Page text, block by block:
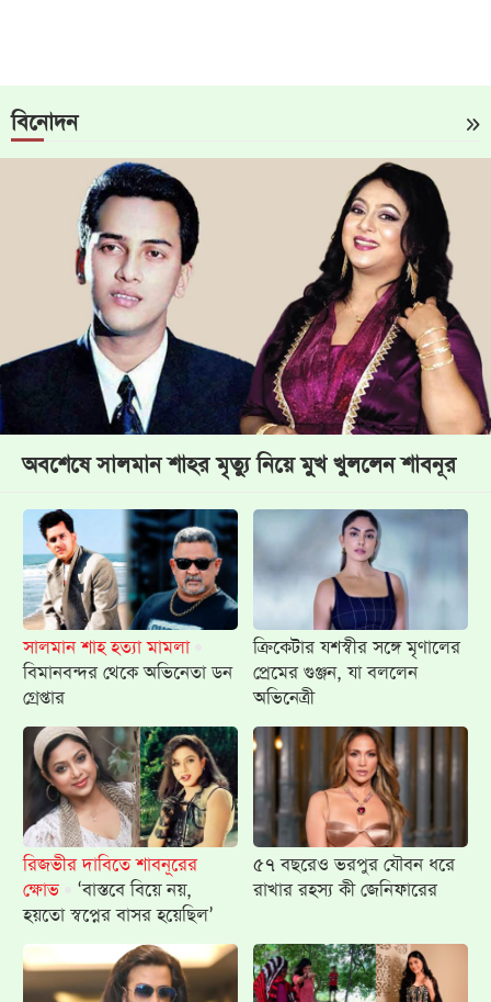
বিনোদন
অবশেষে সালমান শাহর মৃত্যু নিয়ে মুখ খুললেন শাবনূর
সালমান শাহ হত্যা মামলা
বিমানবন্দর থেকে অভিনেতা ডন
গ্রেপ্তার
ক্রিকেটার যশস্বীর সঙ্গে মৃণালের
প্রেমের গুঞ্জন, যা বললেন
অভিনেত্রী
রিজভীর দাবিতে শাবনূরের
ক্ষোভ
‘বাস্তবে বিয়ে নয়,
হয়তো স্বপ্নের বাসর হয়েছিল’
৫৭ বছরেও ভরপুর যৌবন ধরে
রাখার রহস্য কী জেনিফারের